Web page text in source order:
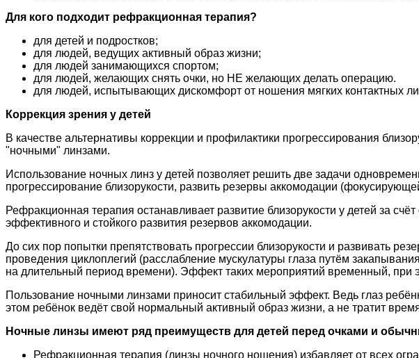
Для кого подходит рефракционная терапия?
для детей и подростков;
для людей, ведущих активный образ жизни;
для людей занимающихся спортом;
для людей, желающих снять очки, но НЕ желающих делать операцию.
для людей, испытывающих дискомфорт от ношения мягких контактных
Коррекция зрения у детей
В качестве альтернативы коррекции и профилактики прогрессирования
"ночными" линзами.
Использование ночных линз у детей позволяет решить две задачи
прогрессирование близорукости, развить резервы аккомодации
Рефракционная терапия останавливает развитие близорукости у детей за
эффективного и стойкого развития резервов аккомодации.
До сих пор попытки препятствовать прогрессии близорукости и развивать
проведения циклоплегий (расслабление мускулатуры глаза путём
на длительный период времени). Эффект таких мероприятий временный,
Пользование ночными линзами приносит стабильный эффект. Ведь глаз
этом ребёнок ведёт свой нормальный активный образ жизни, а не тратит
Ночные линзы имеют ряд преимуществ для детей перед очками и
Рефракционная терапия (линзы ночного ношения) избавляет от всех